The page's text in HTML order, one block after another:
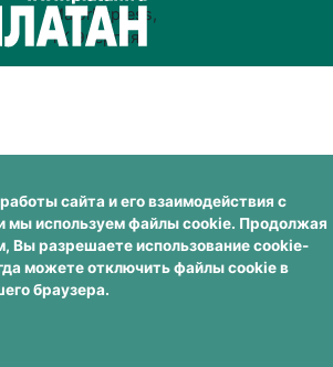
MajorExpress,
ТК Энергия
сайта и его взаимодействия с
мы используем файлы cookie. Продолжая
Вы разрешаете использование cookie-
можете отключить файлы cookie в
браузера.